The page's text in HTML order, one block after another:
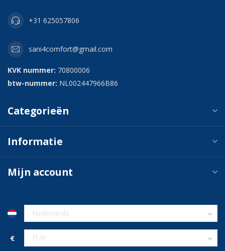
+31 625057806
sani4comfort@gmail.com
KVK nummer: 70800006
btw-nummer: NL002447966B86
Categorieën
Informatie
Mijn account
€